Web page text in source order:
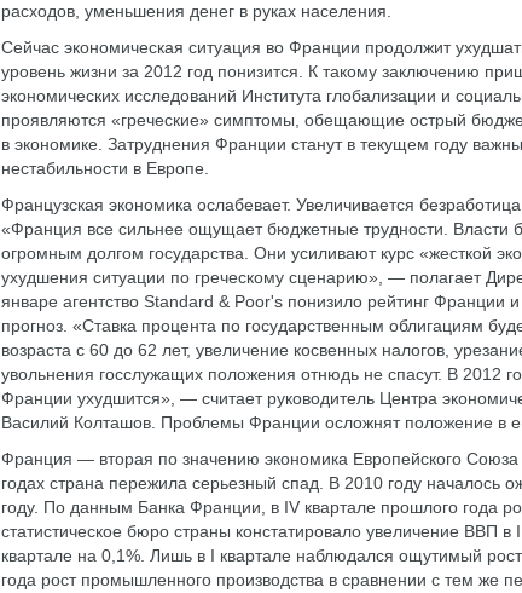
расходов, уменьшения денег в руках населения.
Сейчас экономическая ситуация во Франции продолжит
уровень жизни за 2012 год понизится. К такому заключению
экономических исследований Института глобализации и
проявляются «греческие» симптомы, обещающие острый
в экономике. Затруднения Франции станут в текущем году
нестабильности в Европе.
Французская экономика ослабевает. Увеличивается
«Франция все сильнее ощущает бюджетные трудности. Власти
огромным долгом государства. Они усиливают курс «жесткой
ухудшения ситуации по греческому сценарию», — полагает
январе агентство Standard & Poor's понизило рейтинг Франции
прогноз. «Ставка процента по государственным облигациям
возраста с 60 до 62 лет, увеличение косвенных налогов,
увольнения госслужащих положения отнюдь не спасут. В 2012
Франции ухудшится», — считает руководитель Центра
Василий Колташов. Проблемы Франции осложнят положение в
Франция — вторая по значению экономика Европейского
годах страна пережила серьезный спад. В 2010 году началось
году. По данным Банка Франции, в IV квартале прошлого года
статистическое бюро страны констатировало увеличение ВВП в
квартале на 0,1%. Лишь в I квартале наблюдался ощутимый
года рост промышленного производства в сравнении с тем же